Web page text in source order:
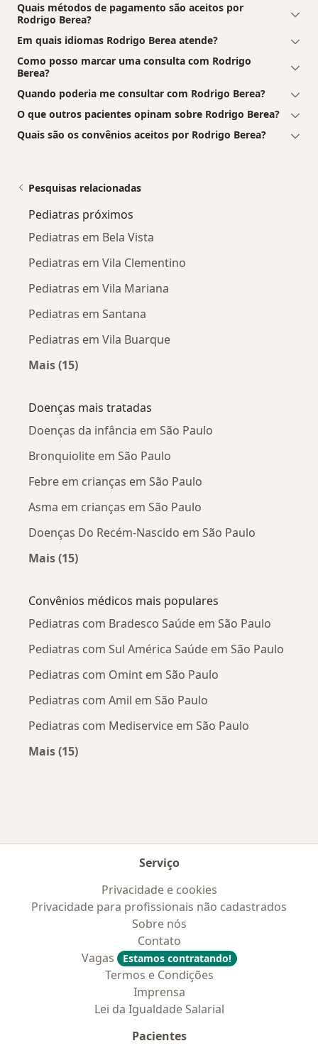
Quais métodos de pagamento são aceitos por
Rodrigo Berea?
Em quais idiomas Rodrigo Berea atende?
Como posso marcar uma consulta com Rodrigo
Berea?
Quando poderia me consultar com Rodrigo Berea?
O que outros pacientes opinam sobre Rodrigo Berea?
Quais são os convênios aceitos por Rodrigo Berea?
Pesquisas relacionadas
Pediatras próximos
Pediatras em Bela Vista
Pediatras em Vila Clementino
Pediatras em Vila Mariana
Pediatras em Santana
Pediatras em Vila Buarque
Mais (15)
Doenças mais tratadas
Doenças da infância em São Paulo
Bronquiolite em São Paulo
Febre em crianças em São Paulo
Asma em crianças em São Paulo
Doenças Do Recém-Nascido em São Paulo
Mais (15)
Convênios médicos mais populares
Pediatras com Bradesco Saúde em São Paulo
Pediatras com Sul América Saúde em São Paulo
Pediatras com Omint em São Paulo
Pediatras com Amil em São Paulo
Pediatras com Mediservice em São Paulo
Mais (15)
Serviço
Privacidade e cookies
Privacidade para profissionais não cadastrados
Sobre nós
Contato
Vagas
Estamos contratando!
Termos e Condições
Imprensa
Lei da Igualdade Salarial
Pacientes